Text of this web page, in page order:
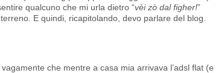
qualcuno che mi urla dietro “vèi zò dal figher!”
E quindi, ricapitolando, devo parlare del blog.
che mentre a casa mia arrivava l’adsl flat (e